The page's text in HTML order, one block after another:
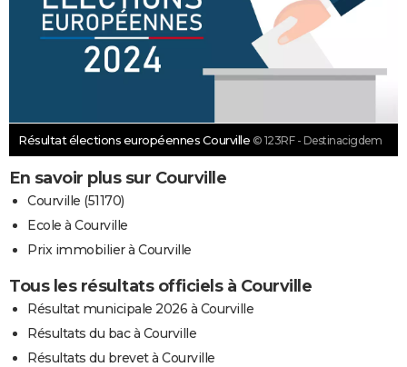
Résultat élections européennes Courville © 123RF - Destinacigdem
En savoir plus sur Courville
Courville (51170)
Ecole à Courville
Prix immobilier à Courville
Tous les résultats officiels à Courville
Résultat municipale 2026 à Courville
Résultats du bac à Courville
Résultats du brevet à Courville